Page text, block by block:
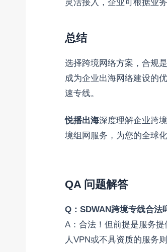
灵活接入，企业可根据业
总结
选择跨境网络方案，合规
成为企业出海网络建设的
速专线。
悦播出海深度理解企业跨
境组网服务，为您的全球
QA 问题解答
Q：SDWAN跨境专线合法
A：合法！但前提是服务
人VPN或不具资质的服务